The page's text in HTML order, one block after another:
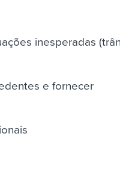
inesperadas
e fornecer